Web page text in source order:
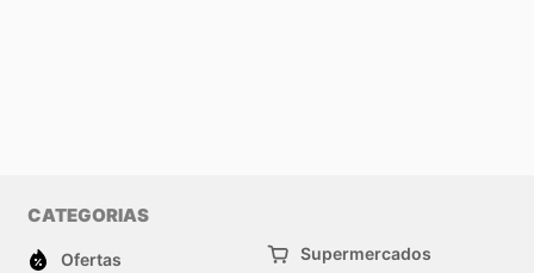
CATEGORIAS
Ofertas
Supermercados